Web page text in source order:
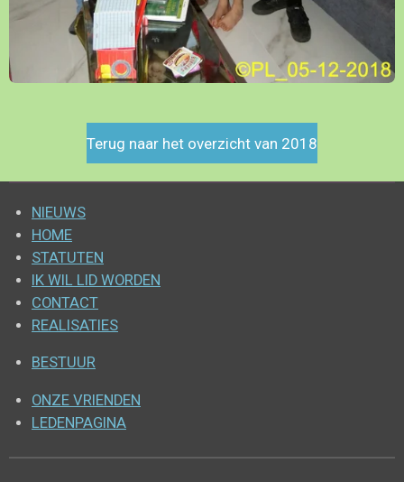
Terug naar het overzicht van 2018
NIEUWS
HOME
STATUTEN
IK WIL LID WORDEN
CONTACT
REALISATIES
BESTUUR
ONZE VRIENDEN
LEDENPAGINA